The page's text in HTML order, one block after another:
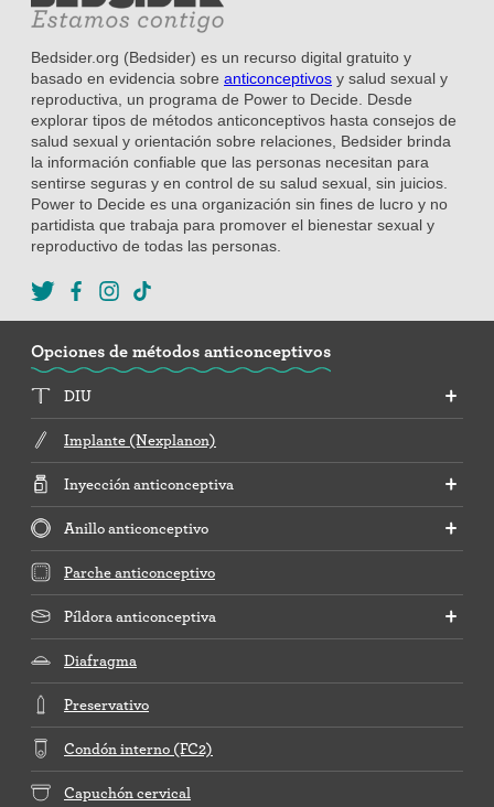
Bedsider.org (Bedsider) es un recurso digital gratuito y
basado en evidencia sobre anticonceptivos y salud sexual y
reproductiva, un programa de Power to Decide. Desde
explorar tipos de métodos anticonceptivos hasta consejos de
salud sexual y orientación sobre relaciones, Bedsider brinda
la información confiable que las personas necesitan para
sentirse seguras y en control de su salud sexual, sin juicios.
Power to Decide es una organización sin fines de lucro y no
partidista que trabaja para promover el bienestar sexual y
reproductivo de todas las personas.
Opciones de métodos anticonceptivos
DIU
Implante (Nexplanon)
Inyección anticonceptiva
Anillo anticonceptivo
Parche anticonceptivo
Píldora anticonceptiva
Diafragma
Preservativo
Condón interno (FC2)
Capuchón cervical